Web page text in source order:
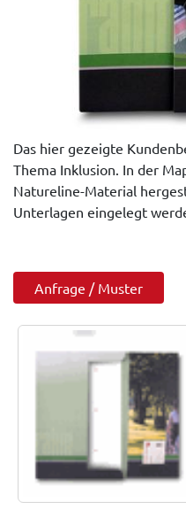
Das hier gezeigte
Thema Inklusion. In der
Natureline-Material
Unterlagen eingelegt
Anfrage / Muster